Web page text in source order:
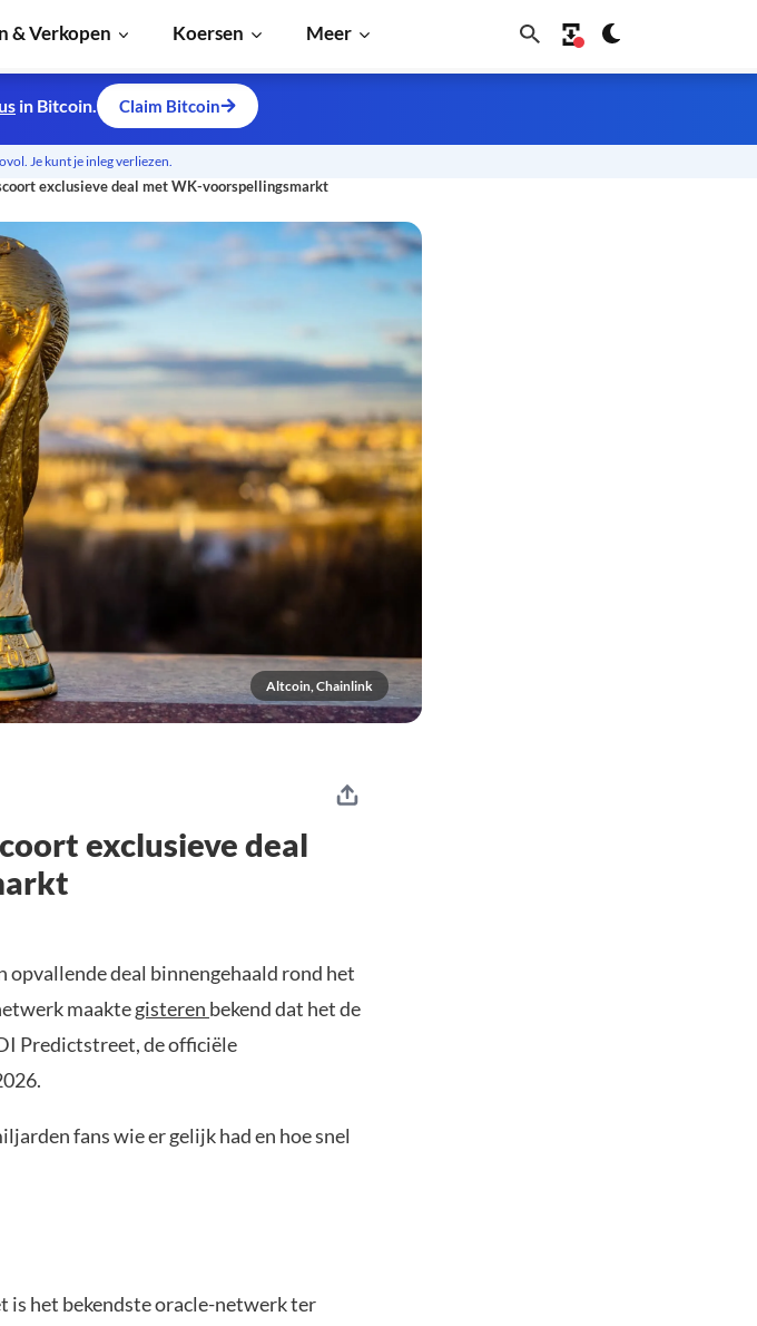
& Verkopen Koersen Meer
exclusieve deal met WK-voorspellingsmarkt
Altcoin, Chainlink
in Bitcoin. Claim Bitcoin
Je kunt je inleg verliezen.
exclusieve deal
opvallende deal binnengehaald rond het
maaktegisteren bekend dat het de
Predictstreet, de officiële
fans wie er gelijk had en hoe snel
is het bekendste oracle-netwerk ter